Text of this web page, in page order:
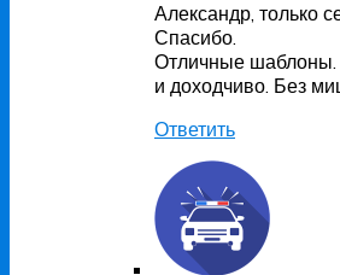
Александр, только
Спасибо.
Отличные
и доходчиво. Без
Ответить